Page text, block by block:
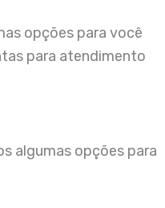
opções para você
para atendimento
algumas opções para